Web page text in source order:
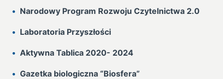
Narodowy Program Rozwoju Czytelnictwa 2.0
Laboratoria Przyszłości
Aktywna Tablica 2020- 2024
Gazetka biologiczna “Biosfera”